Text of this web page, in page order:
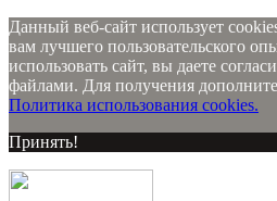
Данный веб-сайт использует
вам лучшего пользовательского
использовать сайт, вы даете
файлами. Для получения
Политика использования cookies.
Принять!